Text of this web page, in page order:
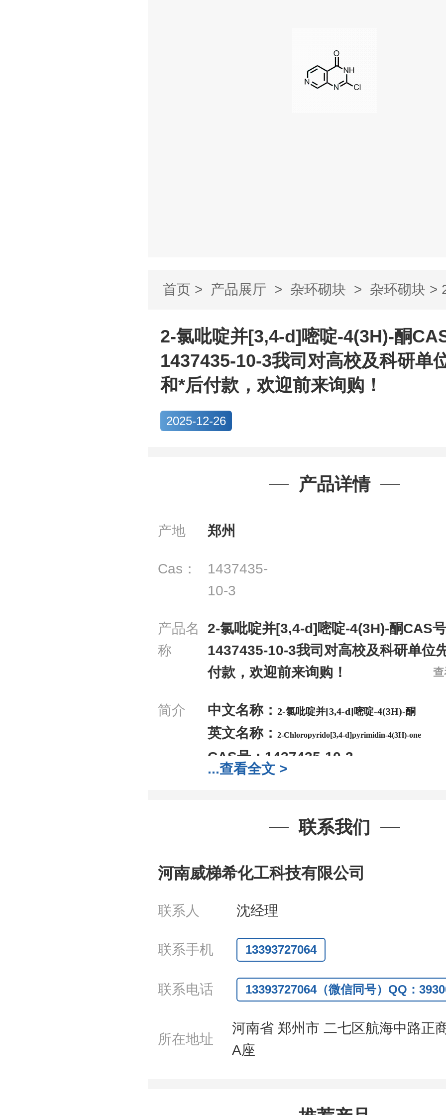
首页 > 产品展厅 > 杂环砌块 > 杂环砌块 >
并[3,4-d]嘧啶-4(3H)-...
2-氯吡啶并[3,4-d]嘧啶-4(3H)-酮
1437435-10-3我司对高校及科研单
和*后付款，欢迎前来询购！
2025-12-26
产品详情
产地 郑州
Cas：
1437435-
10-3
产品名
称
2-氯吡啶并[3,4-d]嘧啶-4(3H)-酮CAS号
1437435-10-3我司对高校及科研单位
付款，欢迎前来询购！
简介 中文名称： 2-氯吡啶并[3,4-d]嘧啶-4(3H)-酮
英文名称： 2-Chloropyrido[3,4-d]pyrimidin-4(3H)-one
CAS号： 1437435-10-3
分子式：C7H4ClN3O
1Mg ; 5Mg;10Mg
我司对高校及科研单位先发货和
,全额退款
QQ:3930072831
:13393727064
联系人: 沈晓东(欢迎致电,或QQ、微信
...查看全文 >
联系我们
河南威梯希化工科技有限公司
联系人 沈经理
联系手机 13393727064
联系电话 13393727064（微信同号）QQ：
所在地址
河南省 郑州市 二七区航海中路正
A座